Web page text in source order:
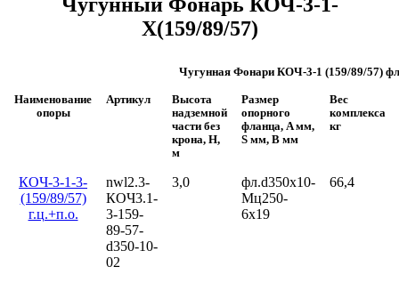
Х(159/89/57)
Чугунная Фонари КОЧ-3-1 (159/89/57)
Наименование
опоры
Артикул
Высота
надземной
части без
крона, H,
м
Размер
опорного
фланца, A мм,
S мм, B мм
Вес
комплекса
кг
КОЧ-3-1-3-
(159/89/57)
г.ц.+п.о.
nwl2.3-
КОЧ3.1-
3-159-
89-57-
d350-10-
02
3,0
фл.d350х10-
Мц250-
6х19
66,4